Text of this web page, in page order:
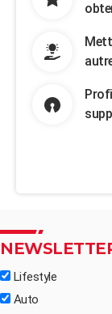
Lifestyle
Auto